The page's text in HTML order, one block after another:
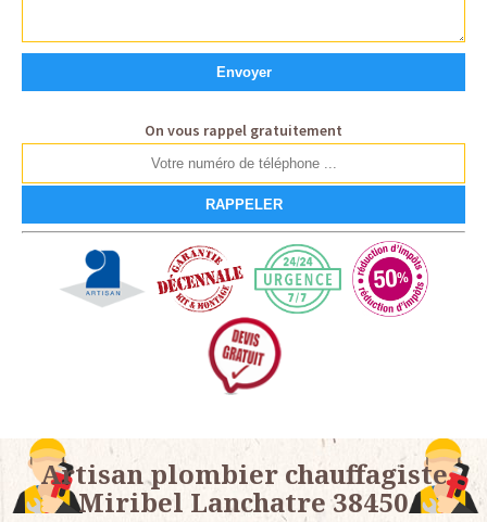
On vous rappel gratuitement
Artisan plombier chauffagiste
Miribel Lanchatre 38450